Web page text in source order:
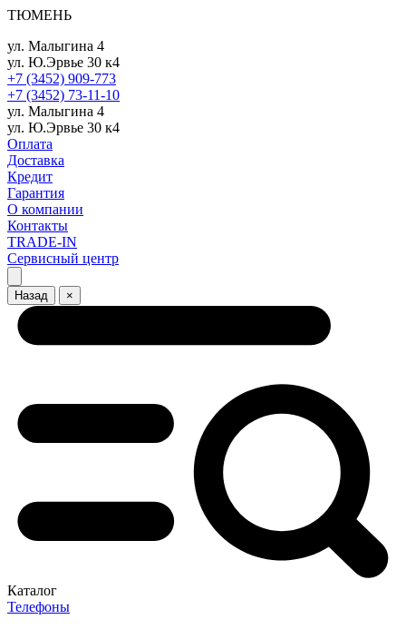
ТЮМЕНЬ
ул. Малыгина 4
ул. Ю.Эрвье 30 к4
+7 (3452) 909-773
+7 (3452) 73-11-10
ул. Малыгина 4
ул. Ю.Эрвье 30 к4
Оплата
Доставка
Кредит
Гарантия
О компании
Контакты
TRADE-IN
Сервисный центр
Назад ×
Каталог
Телефоны